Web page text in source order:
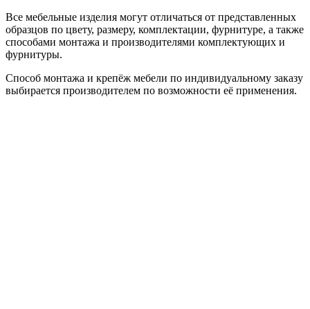
Все мебельные изделия могут отличаться от представленных
образцов по цвету, размеру, комплектации, фурнитуре, а также
способами монтажа и производителями комплектующих и
фурнитуры.
Способ монтажа и крепёж мебели по индивидуальному заказу
выбирается производителем по возможности её применения.